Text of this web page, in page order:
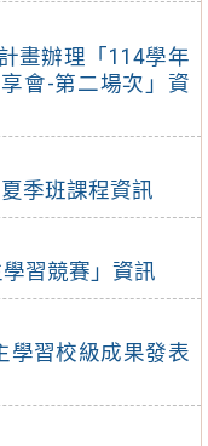
畫辦理「114學年
會-第二場次」資
季班課程資訊
習競賽」資訊
學習校級成果發表